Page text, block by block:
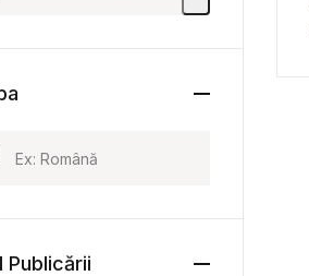
Publicării